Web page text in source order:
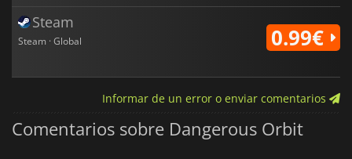
Steam
Steam · Global 0.99€
Informar de un error o enviar comentarios
Comentarios sobre Dangerous Orbit